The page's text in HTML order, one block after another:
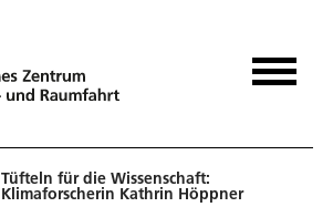
Tüfteln für die Wissenschaft:
Klimaforscherin Kathrin Höppner